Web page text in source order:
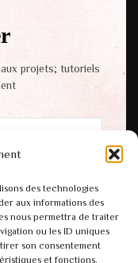
des technologies
aux informations des
nous permettra de traiter
ou les ID uniques
son consentement
et fonctions.
projets; tutoriels